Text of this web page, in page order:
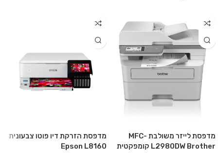
מדפסת לייזר משולבת MFC-
L2980DW Brother קומפקטית
מדפסת הזרקת דיו פוטו צבעונית
Epson L8160